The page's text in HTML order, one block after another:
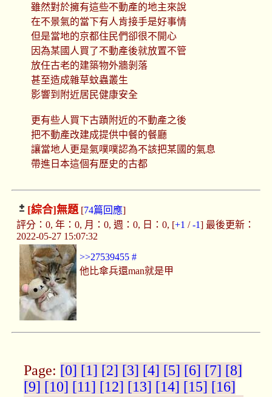
雖然對於擁有這些不動產的地主來說
在不景氣的當下有人肯接手是好事情
但是當地的京都住民們卻很不開心
因為某國人買了不動產後就放置不管
放任古老的建築物外牆剝落
甚至造成雜草蚊蟲叢生
影響到附近居民健康安全
更有些人買下古蹟附近的不動產之後
把不動產改建成提供中餐的餐廳
讓當地人更是氣噗噗認為不該把某國的氣息
帶進日本這個有歷史的古都
[綜合]無題[74篇回應]
評分：0, 年：0, 月：0, 週：0, 日：0, [+1 /-1] 最後更新：
2022-05-27 15:07:32
>>27539455 #
他比傘兵還man就是甲
Page: [0] [1] [2] [3] [4] [5] [6] [7] [8]
[9] [10] [11] [12] [13] [14] [15] [16]